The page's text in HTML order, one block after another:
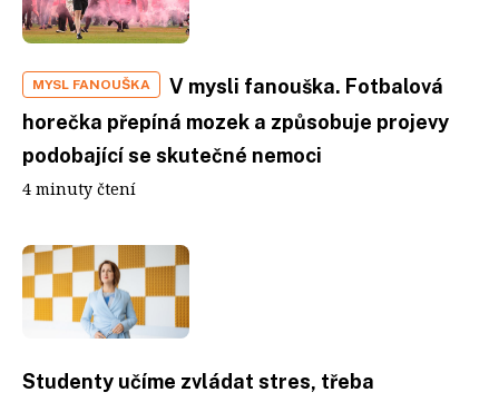
MYSL FANOUŠKA
V mysli fanouška. Fotbalová
horečka přepíná mozek a způsobuje projevy
podobající se skutečné nemoci
4 minuty čtení
Studenty učíme zvládat stres, třeba